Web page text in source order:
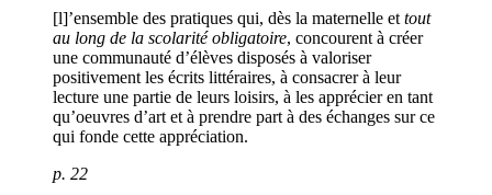
[l]’ensemble des pratiques qui, dès la maternelle et tout
au long de la scolarité obligatoire, concourent à créer
une communauté d’élèves disposés à valoriser
positivement les écrits littéraires, à consacrer à leur
lecture une partie de leurs loisirs, à les apprécier en tant
qu’oeuvres d’art et à prendre part à des échanges sur ce
qui fonde cette appréciation.
p. 22